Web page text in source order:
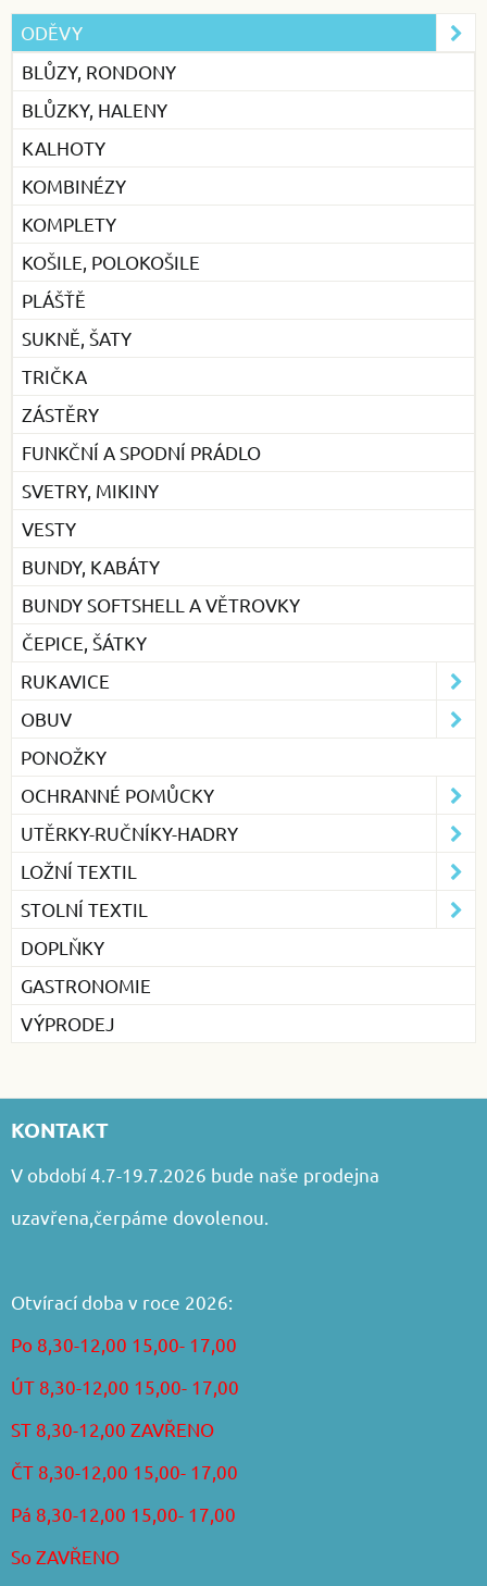
ODĚVY
BLŮZY, RONDONY
BLŮZKY, HALENY
KALHOTY
KOMBINÉZY
KOMPLETY
KOŠILE, POLOKOŠILE
PLÁŠŤĚ
SUKNĚ, ŠATY
TRIČKA
ZÁSTĚRY
FUNKČNÍ A SPODNÍ PRÁDLO
SVETRY, MIKINY
VESTY
BUNDY, KABÁTY
BUNDY SOFTSHELL A VĚTROVKY
ČEPICE, ŠÁTKY
RUKAVICE
OBUV
PONOŽKY
OCHRANNÉ POMŮCKY
UTĚRKY-RUČNÍKY-HADRY
LOŽNÍ TEXTIL
STOLNÍ TEXTIL
DOPLŇKY
GASTRONOMIE
VÝPRODEJ
KONTAKT
V období 4.7-19.7.2026 bude naše prodejna
uzavřena,čerpáme dovolenou.
Otvírací doba v roce 2026:
Po 8,30-12,00 15,00- 17,00
ÚT 8,30-12,00 15,00- 17,00
ST 8,30-12,00 ZAVŘENO
ČT 8,30-12,00 15,00- 17,00
Pá 8,30-12,00 15,00- 17,00
So ZAVŘENO